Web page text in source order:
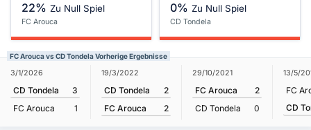
22% Zu Null Spiel
FC Arouca
0% Zu Null Spiel
CD Tondela
FC Arouca vs CD Tondela Vorherige Ergebnisse
3/1/2026
CD Tondela
3
FC Arouca
1
19/3/2022
CD Tondela
2
FC Arouca
2
29/10/2021
FC Arouca
2
CD Tondela
0
13/5/
FC
CD